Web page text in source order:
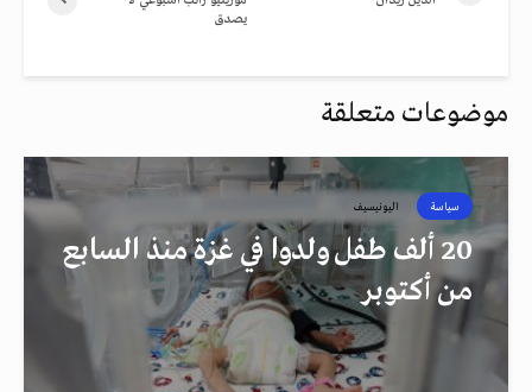
يصدق
موضوعات متعلقة
سياسة اليونيسيف
20 ألف طفل ولدوا في غزة منذ السابع
من أكتوبر